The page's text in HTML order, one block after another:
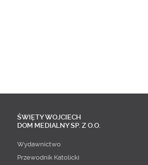
ŚWIĘTY WOJCIECH
DOM MEDIALNY SP. Z O.O.
Wydawnictwo
Przewodnik Katolicki